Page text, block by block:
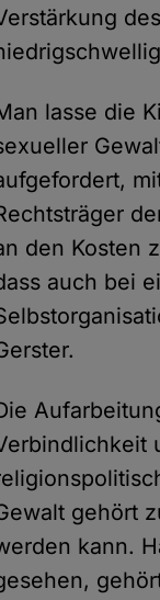
lasse die
den Kosten
auch bei
gehört
kann.